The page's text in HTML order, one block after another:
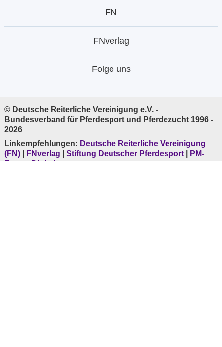
FN
FNverlag
Folge uns
© Deutsche Reiterliche Vereinigung e.V. -
Bundesverband für Pferdesport und Pferdezucht 1996 -
2026
Linkempfehlungen: Deutsche Reiterliche Vereinigung
(FN)
FNverlag Stiftung Deutscher Pferdesport
PM-
Forum Digital